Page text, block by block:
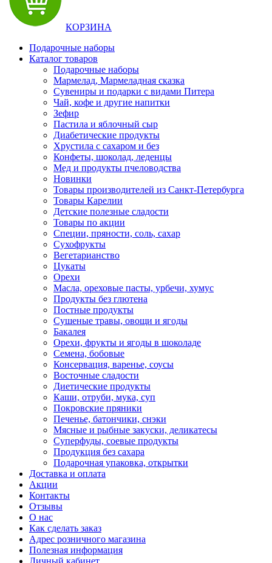
КОРЗИНА
Подарочные наборы
Каталог товаров
Подарочные наборы
Мармелад, Мармеладная сказка
Сувениры и подарки с видами Питера
Чай, кофе и другие напитки
Зефир
Пастила и яблочный сыр
Диабетические продукты
Хрустила с сахаром и без
Конфеты, шоколад, леденцы
Мед и продукты пчеловодства
Новинки
Товары производителей из Санкт-Петербурга
Товары Карелии
Детские полезные сладости
Товары по акции
Специи, пряности, соль, сахар
Сухофрукты
Вегетарианство
Цукаты
Орехи
Масла, ореховые пасты, урбечи, хумус
Продукты без глютена
Постные продукты
Сушеные травы, овощи и ягоды
Бакалея
Орехи, фрукты и ягоды в шоколаде
Семена, бобовые
Консервация, варенье, соусы
Восточные сладости
Диетические продукты
Каши, отруби, мука, суп
Покровские пряники
Печенье, батончики, снэки
Мясные и рыбные закуски, деликатесы
Суперфуды, соевые продукты
Продукция без сахара
Подарочная упаковка, открытки
Доставка и оплата
Акции
Контакты
Отзывы
О нас
Как сделать заказ
Адрес розничного магазина
Полезная информация